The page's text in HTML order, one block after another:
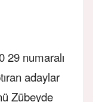
29 numaralı
adaylar
Zübeyde